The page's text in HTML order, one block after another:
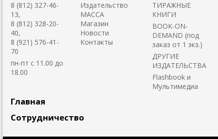
8 (812) 327-46-
13,
8 (812) 328-20-
40,
8 (921) 576-41-
70
пн-пт с 11.00 до
18.00
Издательство
MACCA
Магазин
Новости
Контакты
ТИРАЖНЫЕ
КНИГИ
BOOK-ON-
DEMAND (под
заказ от 1 экз.)
ДРУГИЕ
ИЗДАТЕЛЬСТВА
Flashbook и
Мультимедиа
Главная
Сотрудничество